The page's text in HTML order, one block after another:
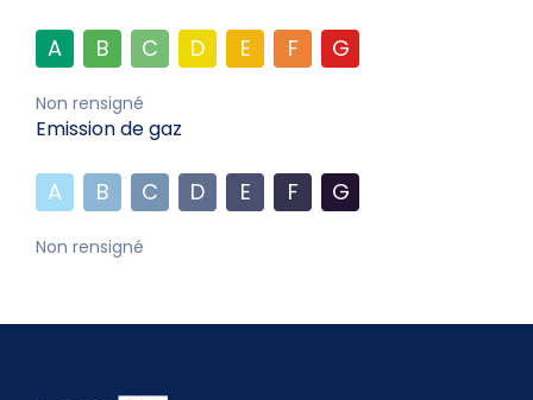
A B C D E F G
Non rensigné
Emission de gaz
A B C D E F G
Non rensigné